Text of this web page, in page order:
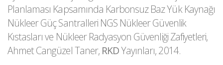
Planlaması Kapsamında Karbonsuz Baz Yük Kaynağı
Nükleer Güç Santralleri NGS Nükleer Güvenlik
Kıstasları ve Nükleer Radyasyon Güvenliği Zafiyetleri,
Ahmet Cangüzel Taner, RKDYayınları, 2014.